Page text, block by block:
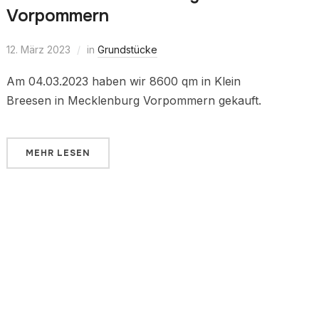
Vorpommern
12. März 2023 in Grundstücke
Am 04.03.2023 haben wir 8600 qm in Klein
Breesen in Mecklenburg Vorpommern gekauft.
MEHR LESEN